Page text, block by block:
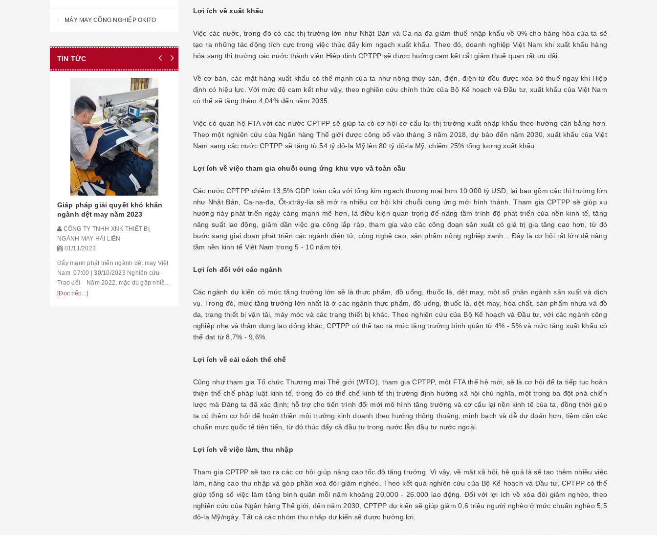
Lợi ích về xuất khẩu
Việc các nước, trong đó có các thị trường lớn như Nhật Bản và Ca-na-đa giảm thuế nhập khẩu về 0% cho hàng hóa của ta sẽ
tạo ra những tác động tích cực trong việc thúc đẩy kim ngạch xuất khẩu. Theo đó, doanh nghiệp Việt Nam khi xuất khẩu hàng
hóa sang thị trường các nước thành viên Hiệp định CPTPP sẽ được hưởng cam kết cắt giảm thuế quan rất ưu đãi.
Về cơ bản, các mặt hàng xuất khẩu có thế mạnh của ta như nông thủy sản, điện, điện tử đều được xóa bỏ thuế ngay khi Hiệp
định có hiệu lực. Với mức độ cam kết như vậy, theo nghiên cứu chính thức của Bộ Kế hoạch và Đầu tư, xuất khẩu của Việt Nam
có thể sẽ tăng thêm 4,04% đến năm 2035.
Việc có quan hệ FTA với các nước CPTPP sẽ giúp ta có cơ hội cơ cấu lại thị trường xuất nhập khẩu theo hướng cân bằng hơn.
Theo một nghiên cứu của Ngân hàng Thế giới được công bố vào tháng 3 năm 2018, dự báo đến năm 2030, xuất khẩu của Việt
Nam sang các nước CPTPP sẽ tăng từ 54 tỷ đô-la Mỹ lên 80 tỷ đô-la Mỹ, chiếm 25% tổng lượng xuất khẩu.
Lợi ích về việc tham gia chuỗi cung ứng khu vực và toàn cầu
Các nước CPTPP chiếm 13,5% GDP toàn cầu với tổng kim ngạch thương mại hơn 10.000 tỷ USD, lại bao gồm các thị trường lớn
như Nhật Bản, Ca-na-đa, Ốt-xtrây-lia sẽ mở ra nhiều cơ hội khi chuỗi cung ứng mới hình thành. Tham gia CPTPP sẽ giúp xu
hướng này phát triển ngày càng mạnh mẽ hơn, là điều kiện quan trọng để nâng tầm trình độ phát triển của nền kinh tế, tăng
năng suất lao động, giảm dần việc gia công lắp ráp, tham gia vào các công đoạn sản xuất có giá trị gia tăng cao hơn, từ đó
bước sang giai đoạn phát triển các ngành điện tử, công nghệ cao, sản phẩm nông nghiệp xanh... Đây là cơ hội rất lớn để nâng
tầm nền kinh tế Việt Nam trong 5 - 10 năm tới.
Lợi ích đối với các ngành
Các ngành dự kiến có mức tăng trưởng lớn sẽ là thực phẩm, đồ uống, thuốc lá, dệt may, một số phân ngành sản xuất và dịch
vụ. Trong đó, mức tăng trưởng lớn nhất là ở các ngành thực phẩm, đồ uống, thuốc lá, dệt may, hóa chất, sản phẩm nhựa và đồ
da, trang thiết bị vận tải, máy móc và các trang thiết bị khác. Theo nghiên cứu của Bộ Kế hoạch và Đầu tư, với các ngành công
nghiệp nhẹ và thâm dụng lao động khác, CPTPP có thể tạo ra mức tăng trưởng bình quân từ 4% - 5% và mức tăng xuất khẩu có
thể đạt từ 8,7% - 9,6%.
Lợi ích về cải cách thể chế
Cũng như tham gia Tổ chức Thương mại Thế giới (WTO), tham gia CPTPP, một FTA thế hệ mới, sẽ là cơ hội để ta tiếp tục hoàn
thiện thể chế pháp luật kinh tế, trong đó có thể chế kinh tế thị trường định hướng xã hội chủ nghĩa, một trong ba đột phá chiến
lược mà Đảng ta đã xác định; hỗ trợ cho tiến trình đổi mới mô hình tăng trưởng và cơ cấu lại nền kinh tế của ta, đồng thời giúp
ta có thêm cơ hội để hoàn thiện môi trường kinh doanh theo hướng thông thoáng, minh bạch và dễ dự đoán hơn, tiệm cận các
chuẩn mực quốc tế tiên tiến, từ đó thúc đẩy cả đầu tư trong nước lẫn đầu tư nước ngoài.
Lợi ích về việc làm, thu nhập
Tham gia CPTPP sẽ tạo ra các cơ hội giúp nâng cao tốc độ tăng trưởng. Vì vậy, về mặt xã hội, hệ quả là sẽ tạo thêm nhiều việc
làm, nâng cao thu nhập và góp phần xoá đói giảm nghèo. Theo kết quả nghiên cứu của Bộ Kế hoạch và Đầu tư, CPTPP có thể
giúp tổng số việc làm tăng bình quân mỗi năm khoảng 20.000 - 26.000 lao động. Đối với lợi ích về xóa đói giảm nghèo, theo
nghiên cứu của Ngân hàng Thế giới, đến năm 2030, CPTPP dự kiến sẽ giúp giảm 0,6 triệu người nghèo ở mức chuẩn nghèo 5,5
đô-la Mỹ/ngày. Tất cả các nhóm thu nhập dự kiến sẽ được hưởng lợi.
MÁY MAY CÔNG NGHIỆP OKITO
TIN TỨC
Giáp pháp giải quyết khó khăn
ngành dệt may năm 2023
CÔNG TY TNHH XNK THIẾT BỊ
NGÀNH MAY HẢI LIÊN
01/11/2023
Đẩy mạnh phát triển ngành dệt may Việt
Nam 07:00 | 30/10/2023 Nghiên cứu -
Trao đổi Năm 2022, mặc dù gặp nhiều
khó khăn, nhưng xuất khẩu dệt may của
[Đọc tiếp...]
NHỮNG CƠ HỘI GÌ?
CÔNG TY TNHH XNK THIẾT BỊ
08/03/2019
Lợi ích về xuất khẩu Việc các nước,
trong đó có các thị trường lớn như Nhật
Bản và Ca-na-đa giảm thuế nhập khẩu
về 0% cho hàng hóa của ta sẽ tạo ra
đẩy kim ...
[Đọc tiếp...]
từ 14/01/2019
CÔNG TY TNHH XNK THIẾT BỊ
NGÀNH MAY HẢI LIÊN
08/03/2019
Việt Nam trở quốc gia thứ 7 thực thi Hiệp
định Đối tác toàn diện và tiến bộ xuyên
Thái Bình Dương (CPTPP). Theo quy
định 60 ngày kể từ khi các nước thông
[Đọc tiếp...]